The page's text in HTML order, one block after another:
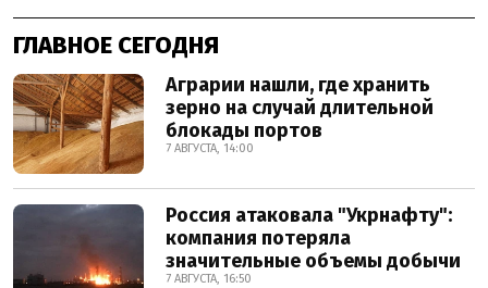
ГЛАВНОЕ СЕГОДНЯ
Аграрии нашли, где хранить
зерно на случай длительной
блокады портов
7 АВГУСТА, 14:00
Россия атаковала "Укрнафту":
компания потеряла
значительные объемы добычи
7 АВГУСТА, 16:50